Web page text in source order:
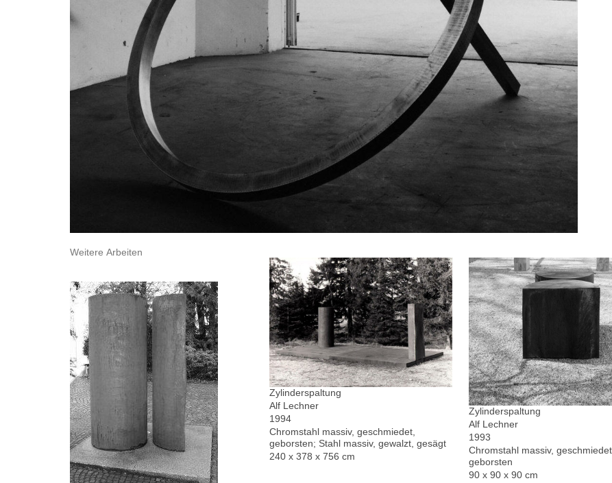
Weitere Arbeiten
Zylinderspaltung
Alf Lechner
1994
Chromstahl massiv, geschmiedet,
geborsten; Stahl massiv, gewalzt, gesägt
240 x 378 x 756 cm
Zylinderspaltung
Alf Lechner
1993
Chromstahl massiv,
geborsten
90 x 90 x 90 cm